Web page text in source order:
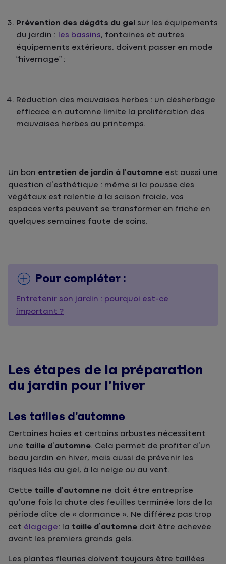
Prévention des dégâts du gel sur les équipements
du jardin : les bassins, fontaines et autres
équipements extérieurs, doivent passer en mode
“hivernage” ;
Réduction des mauvaises herbes : un désherbage
efficace en automne limite la prolifération des
mauvaises herbes au printemps.
Un bon entretien de jardin à l’automne est aussi une
question d’esthétique : même si la pousse des
végétaux est ralentie à la saison froide, vos
espaces verts peuvent se transformer en friche en
quelques semaines faute de soins.
Pour compléter :
Entretenir son jardin : pourquoi est-ce
important ?
Les étapes de la préparation
du jardin pour l’hiver
Les tailles d’automne
Certaines haies et certains arbustes nécessitent
une taille d’automne. Cela permet de profiter d’un
beau jardin en hiver, mais aussi de prévenir les
risques liés au gel, à la neige ou au vent.
Cette taille d’automne ne doit être entreprise
qu’une fois la chute des feuilles terminée lors de la
période dite de « dormance ». Ne différez pas trop
cet élagage: la taille d’automne doit être achevée
avant les premiers grands gels.
Les plantes fleuries doivent toujours être taillées